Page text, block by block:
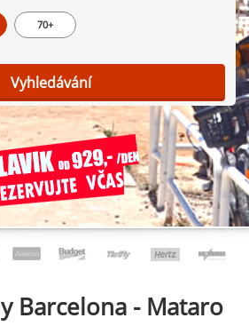
70+
Vyhledávání
Barcelona - Mataro